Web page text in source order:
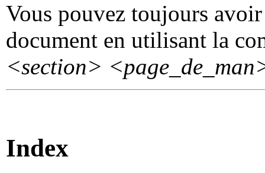
Vous pouvez toujours
document en utilisant la
<section>
Index